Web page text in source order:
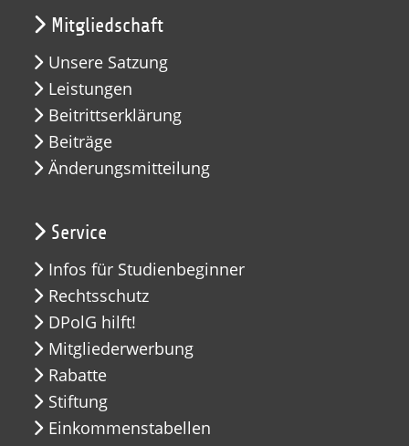
Mitgliedschaft
Unsere Satzung
Leistungen
Beitrittserklärung
Beiträge
Änderungsmitteilung
Service
Infos für Studienbeginner
Rechtsschutz
DPolG hilft!
Mitgliederwerbung
Rabatte
Stiftung
Einkommenstabellen